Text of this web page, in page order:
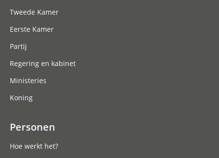
Tweede Kamer
Eerste Kamer
Partij
Regering en kabinet
Ministeries
Koning
Personen
Hoe werkt het?